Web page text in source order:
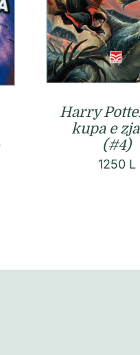
Harry
kupa e
(#4)
1250 L